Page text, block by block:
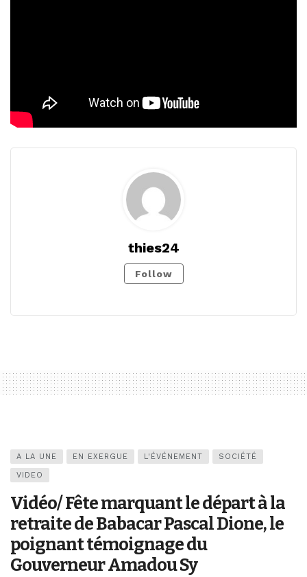
thies24
Follow
A LA UNE EN EXERGUE L'ÉVÉNEMENT SOCIÉTÉ
VIDEO
Vidéo/ Fête marquant le départ à la
retraite de Babacar Pascal Dione, le
poignant témoignage du
Gouverneur Amadou Sy